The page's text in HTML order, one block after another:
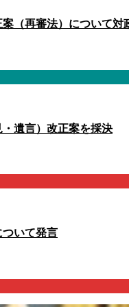
（再審法）について対
遺言）改正案を採決
いて発言